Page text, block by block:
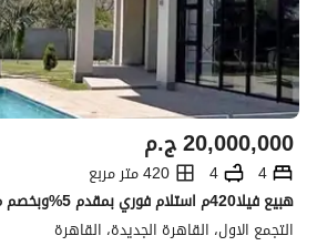
ج.م20,000,000
4
4
420 متر مربع
التجمع الاول، القاهرة الجديدة، القاهرة